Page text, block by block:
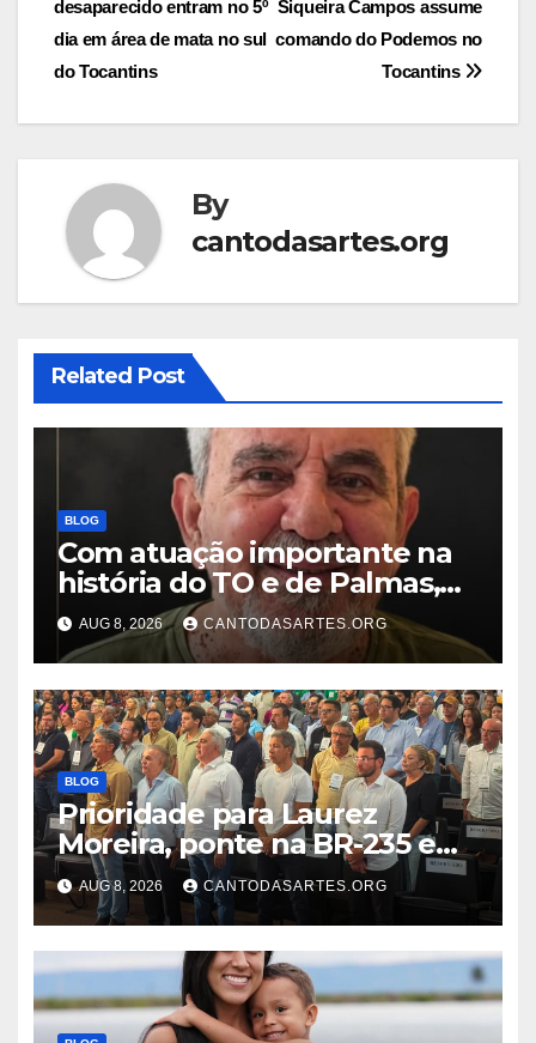
navigation
Siqueira Campos assume
comando do Podemos no
Tocantins
desaparecido entram no 5º
dia em área de mata no sul
do Tocantins
By
cantodasartes.org
Related Post
BLOG
Com atuação importante na
história do TO e de Palmas,
morre Israel Siqueira; Palmas
decreta luto oficial de três
dias
AUG 8, 2026 CANTODASARTES.ORG
BLOG
Prioridade para Laurez
Moreira, ponte na BR-235 em
Pedro Afonso será construída
pelo Presidente Lula
AUG 8, 2026 CANTODASARTES.ORG